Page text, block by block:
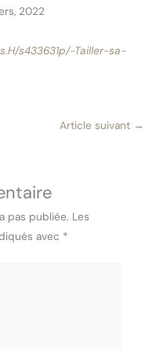
2022
s433631p/-Tailler-sa-
Article suivant →
pas publiée. Les
avec *